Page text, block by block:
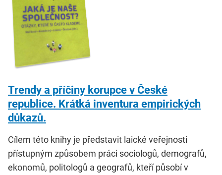
Trendy a příčiny korupce v České
republice. Krátká inventura empirických
důkazů.
Cílem této knihy je představit laické veřejnosti
přístupným způsobem práci sociologů, demografů,
ekonomů, politologů a geografů, kteří působí v